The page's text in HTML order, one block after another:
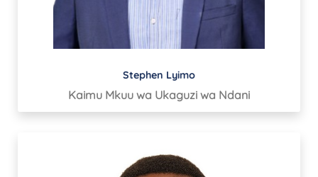
Stephen Lyimo
Kaimu Mkuu wa Ukaguzi wa Ndani